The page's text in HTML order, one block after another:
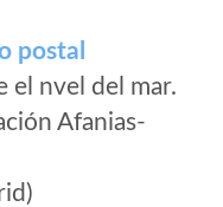
postal
el nvel del mar.
Afanias-